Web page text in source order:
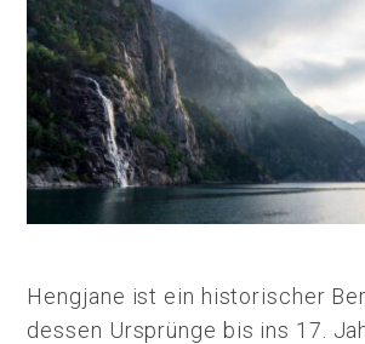
Hengjane ist ein historischer
dessen Ursprünge bis ins 17.